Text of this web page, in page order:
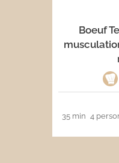
Boeuf
35 min 4